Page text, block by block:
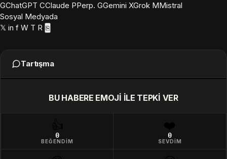
GChatGPT CClaude PPerp. GGemini XGrok MMistral
Sosyal Medyada
𝕏 in f W T R ⎘
Tartışma
BU HABERE EMOJI ILE TEPKI VER
0
BEĞENDIM
0
SEVDIM